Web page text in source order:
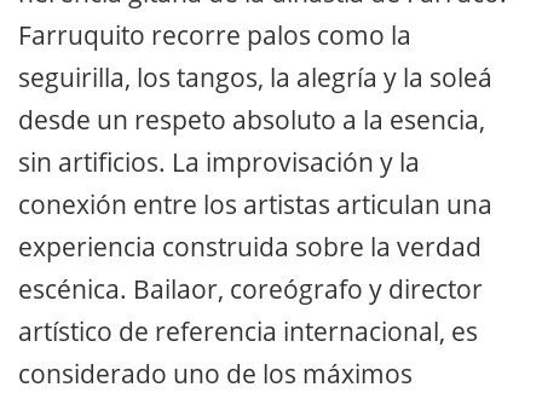
Farruquito recorre palos como la
seguirilla, los tangos, la alegría y la soleá
desde un respeto absoluto a la esencia,
sin artificios. La improvisación y la
conexión entre los artistas articulan una
experiencia construida sobre la verdad
escénica. Bailaor, coreógrafo y director
artístico de referencia internacional, es
considerado uno de los máximos